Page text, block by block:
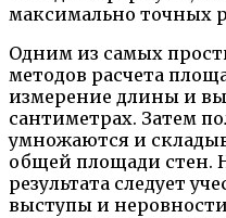
максимально точных
Одним из самых
методов расчета
измерение длины и
сантиметрах. Затем
умножаются и
общей площади стен.
результата следует
выступы и